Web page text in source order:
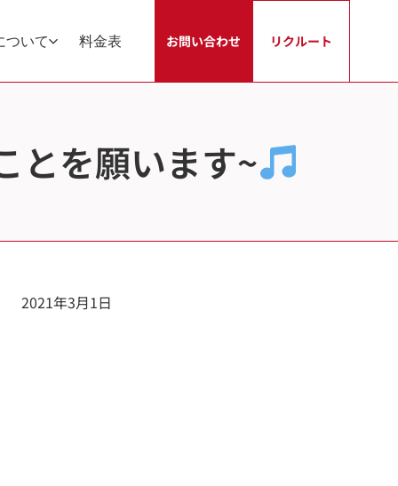
ついて 料金表 お問い合わせ リクルート
とを願います~
2021年3月1日